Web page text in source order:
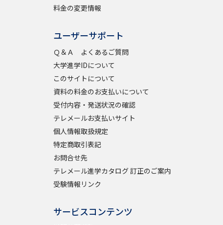
学問検索
学問の教科書 夢ナビライブ
このサイトについて
・発送状況の確認 テレメール お支払いサイト
料金の変更情報
ユーザーサポート
Ｑ＆Ａ よくあるご質問
大学進学IDについて
このサイトについて
資料の料金のお支払いについて
受付内容・発送状況の確認
テレメールお支払いサイト
個人情報取扱規定
特定商取引表記
お問合せ先
テレメール進学カタログ 訂正のご案内
受験情報リンク
サービスコンテンツ